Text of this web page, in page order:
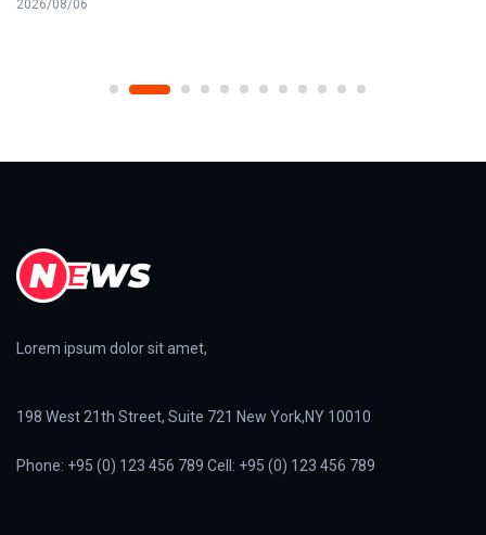
Lorem ipsum dolor sit amet,
198 West 21th Street, Suite 721 New York,NY 10010
Phone: +95 (0) 123 456 789 Cell: +95 (0) 123 456 789